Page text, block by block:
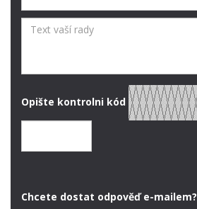
Opište kontrolni kód
Chcete dostat odpověď e-mailem?